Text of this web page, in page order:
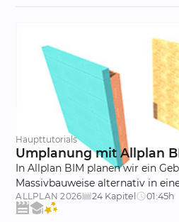
Haupttutorials
Umplanung mit Allplan
In Allplan BIM planen wir ein
Massivbauweise alternativ in
ALLPLAN 2026movie_creation24 Kapitel schedule01:45h